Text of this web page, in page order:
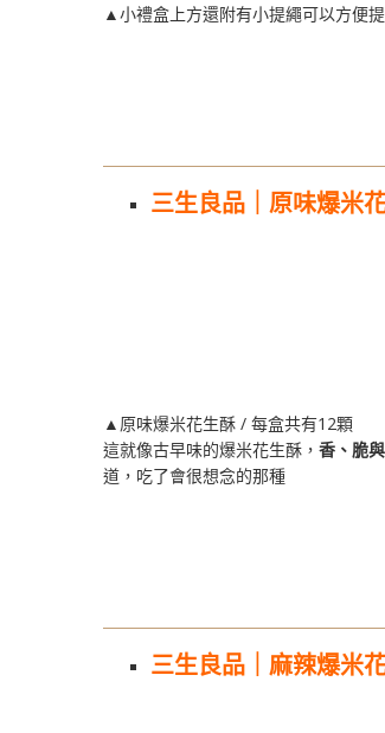
▲小禮盒上方還附有小提繩可以方便
三生良品｜原味爆米
▲原味爆米花生酥 / 每盒共有12顆
這就像古早味的爆米花生酥， 香、脆
道，吃了會很想念的那種
三生良品｜麻辣爆米